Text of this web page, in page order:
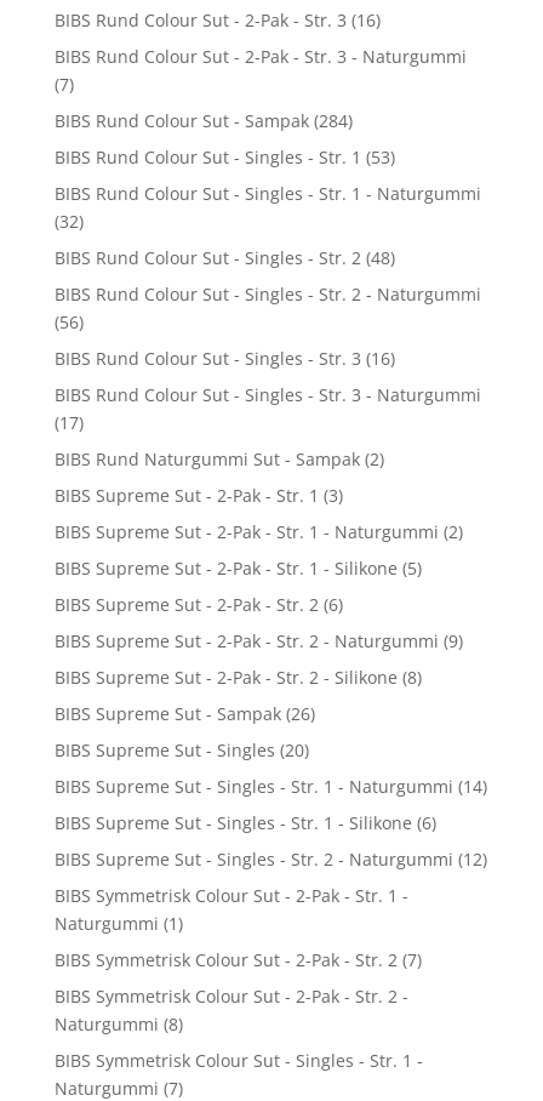
BIBS Rund Colour Sut - 2-Pak - Str. 3 (16)
BIBS Rund Colour Sut - 2-Pak - Str. 3 - Naturgummi
(7)
BIBS Rund Colour Sut - Sampak (284)
BIBS Rund Colour Sut - Singles - Str. 1 (53)
BIBS Rund Colour Sut - Singles - Str. 1 - Naturgummi
(32)
BIBS Rund Colour Sut - Singles - Str. 2 (48)
BIBS Rund Colour Sut - Singles - Str. 2 - Naturgummi
(56)
BIBS Rund Colour Sut - Singles - Str. 3 (16)
BIBS Rund Colour Sut - Singles - Str. 3 - Naturgummi
(17)
BIBS Rund Naturgummi Sut - Sampak (2)
BIBS Supreme Sut - 2-Pak - Str. 1 (3)
BIBS Supreme Sut - 2-Pak - Str. 1 - Naturgummi (2)
BIBS Supreme Sut - 2-Pak - Str. 1 - Silikone (5)
BIBS Supreme Sut - 2-Pak - Str. 2 (6)
BIBS Supreme Sut - 2-Pak - Str. 2 - Naturgummi (9)
BIBS Supreme Sut - 2-Pak - Str. 2 - Silikone (8)
BIBS Supreme Sut - Sampak (26)
BIBS Supreme Sut - Singles (20)
BIBS Supreme Sut - Singles - Str. 1 - Naturgummi (14)
BIBS Supreme Sut - Singles - Str. 1 - Silikone (6)
BIBS Supreme Sut - Singles - Str. 2 - Naturgummi (12)
BIBS Symmetrisk Colour Sut - 2-Pak - Str. 1 -
Naturgummi (1)
BIBS Symmetrisk Colour Sut - 2-Pak - Str. 2 (7)
BIBS Symmetrisk Colour Sut - 2-Pak - Str. 2 -
Naturgummi (8)
BIBS Symmetrisk Colour Sut - Singles - Str. 1 -
Naturgummi (7)